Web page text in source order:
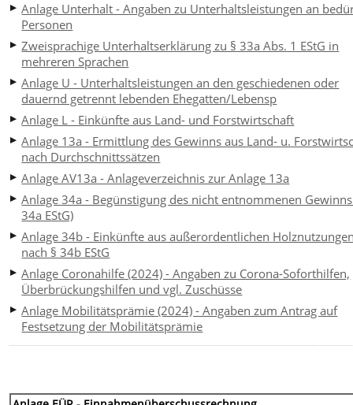
Anlage Unterhalt - Angaben zu Unterhaltsleistungen an
Personen
Zweisprachige Unterhaltserklärung zu § 33a Abs. 1 EStG in
mehreren Sprachen
Anlage U - Unterhaltsleistungen an den geschiedenen oder
dauernd getrennt lebenden Ehegatten/Lebensp
Anlage L - Einkünfte aus Land- und Forstwirtschaft
Anlage 13a - Ermittlung des Gewinns aus Land- u.
nach Durchschnittssätzen
Anlage AV13a - Anlageverzeichnis zur Anlage 13a
Anlage 34a - Begünstigung des nicht entnommenen
34a EStG)
Anlage 34b - Einkünfte aus außerordentlichen
nach § 34b EStG
Anlage Coronahilfe (2024) - Angaben zu Corona-Soforthilfen,
Überbrückungshilfen und vgl. Zuschüsse
Anlage Mobilitätsprämie (2024) - Angaben zum Antrag auf
Festsetzung der Mobilitätsprämie